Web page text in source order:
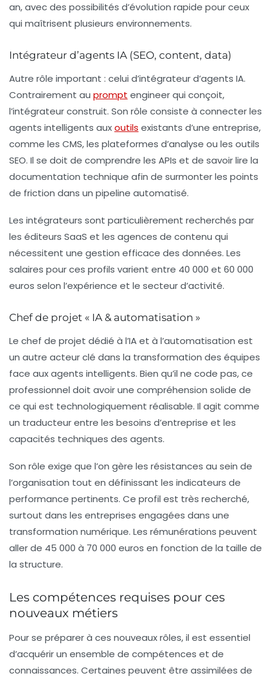
an, avec des possibilités d’évolution rapide pour ceux
qui maîtrisent plusieurs environnements.
Intégrateur d’agents IA (SEO, content, data)
Autre rôle important : celui d’intégrateur d’agents IA.
Contrairement au prompt engineer qui conçoit,
l’intégrateur construit. Son rôle consiste à connecter les
agents intelligents auxoutils existants d’une entreprise,
comme les CMS, les plateformes d’analyse ou les outils
SEO. Il se doit de comprendre les APIs et de savoir lire la
documentation technique afin de surmonter les points
de friction dans un pipeline automatisé.
Les intégrateurs sont particulièrement recherchés par
les éditeurs SaaS et les agences de contenu qui
nécessitent une gestion efficace des données. Les
salaires pour ces profils varient entre 40 000 et 60 000
euros selon l’expérience et le secteur d’activité.
Chef de projet « IA & automatisation »
Le chef de projet dédié à l’IA et à l’automatisation est
un autre acteur clé dans la transformation des équipes
face aux agents intelligents. Bien qu’il ne code pas, ce
professionnel doit avoir une compréhension solide de
ce qui est technologiquement réalisable. Il agit comme
un traducteur entre les besoins d’entreprise et les
capacités techniques des agents.
Son rôle exige que l’on gère les résistances au sein de
l’organisation tout en définissant les indicateurs de
performance pertinents. Ce profil est très recherché,
surtout dans les entreprises engagées dans une
transformation numérique. Les rémunérations peuvent
aller de 45 000 à 70 000 euros en fonction de la taille de
la structure.
Les compétences requises pour ces
nouveaux métiers
Pour se préparer à ces nouveaux rôles, il est essentiel
d’acquérir un ensemble de compétences et de
connaissances. Certaines peuvent être assimilées de